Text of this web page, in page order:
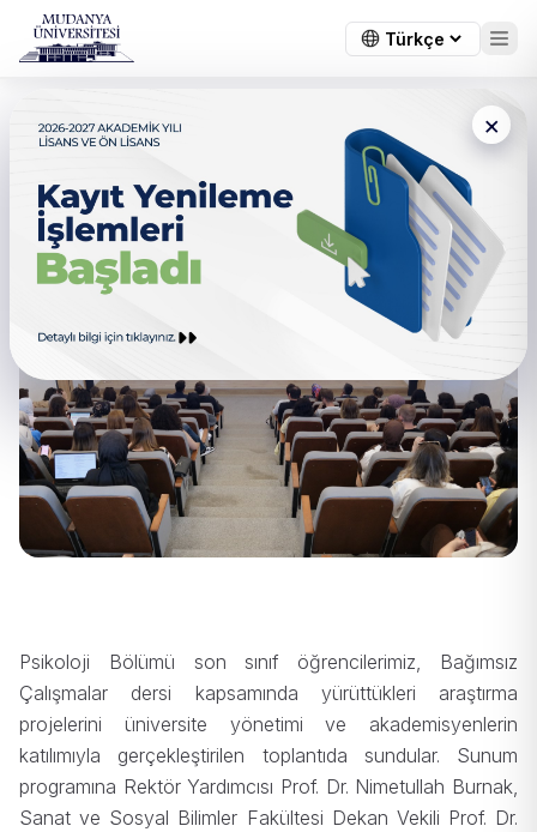
×
Psikoloji Öğrencilerinden
Bilimsel Araştırma Ve Mesleki
Gelişim Sunumları
Psikoloji Bölümü son sınıf öğrencilerimiz, Bağımsız
Çalışmalar dersi kapsamında yürüttükleri araştırma
projelerini üniversite yönetimi ve akademisyenlerin
katılımıyla gerçekleştirilen toplantıda sundular. Sunum
programına Rektör Yardımcısı Prof. Dr. Nimetullah Burnak,
Sanat ve Sosyal Bilimler Fakültesi Dekan Vekili Prof. Dr.